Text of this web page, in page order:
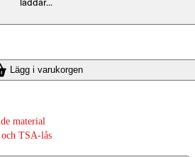
laddar...
Lägg i varukorgen
material
TSA-lås